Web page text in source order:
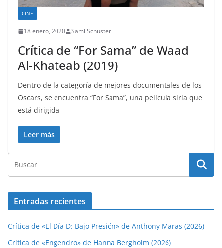
CINE
18 enero, 2020 Sami Schuster
Crítica de “For Sama” de Waad
Al-Khateab (2019)
Dentro de la categoría de mejores documentales de los
Oscars, se encuentra “For Sama”, una película siria que
está dirigida
Leer más
Entradas recientes
Crítica de «El Día D: Bajo Presión» de Anthony Maras (2026)
Crítica de «Engendro» de Hanna Bergholm (2026)